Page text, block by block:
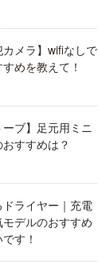
カメラ】wifiなしで
めを教えて！
ーブ】足元用ミニ
すすめは？
ライヤー｜充電
デルのおすすめ
す！